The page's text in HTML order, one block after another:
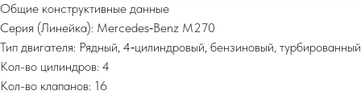
Общие конструктивные данные
Серия (Линейка): Mercedes‑Benz M270
Тип двигателя: Рядный, 4‑цилиндровый, бензиновый, турбированный
Кол-во цилиндров: 4
Кол-во клапанов: 16